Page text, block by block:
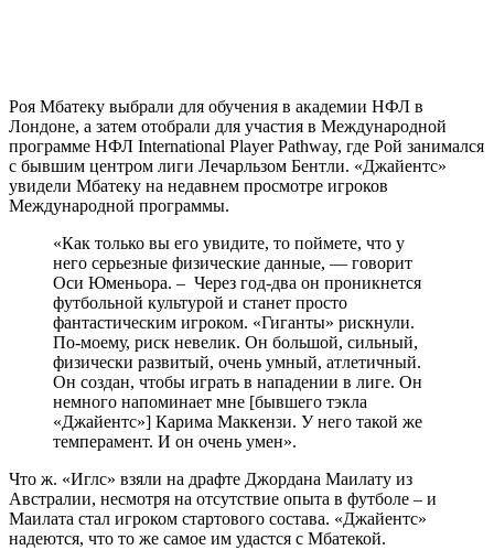
Роя Мбатеку выбрали для обучения в академии НФЛ в
Лондоне, а затем отобрали для участия в Международной
программе НФЛ International Player Pathway, где Рой занимался
с бывшим центром лиги Лечарльзом Бентли. «Джайентс»
увидели Мбатеку на недавнем просмотре игроков
Международной программы.
«Как только вы его увидите, то поймете, что у
него серьезные физические данные, — говорит
Оси Юменьора. – Через год-два он проникнется
футбольной культурой и станет просто
фантастическим игроком. «Гиганты» рискнули.
По-моему, риск невелик. Он большой, сильный,
физически развитый, очень умный, атлетичный.
Он создан, чтобы играть в нападении в лиге. Он
немного напоминает мне [бывшего тэкла
«Джайентс»] Карима Маккензи. У него такой же
темперамент. И он очень умен».
Что ж. «Иглс» взяли на драфте Джордана Маилату из
Австралии, несмотря на отсутствие опыта в футболе – и
Маилата стал игроком стартового состава. «Джайентс»
надеются, что то же самое им удастся с Мбатекой.